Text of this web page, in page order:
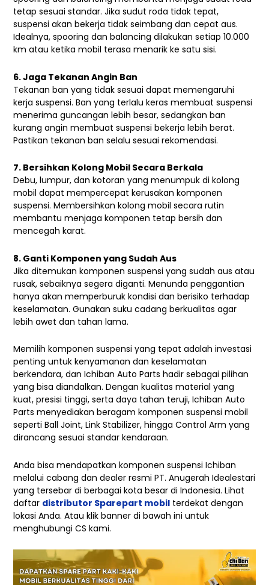
tetap sesuai standar. Jika sudut roda tidak tepat,
suspensi akan bekerja tidak seimbang dan cepat aus.
Idealnya, spooring dan balancing dilakukan setiap 10.000
km atau ketika mobil terasa menarik ke satu sisi.
6. Jaga Tekanan Angin Ban
Tekanan ban yang tidak sesuai dapat memengaruhi
kerja suspensi. Ban yang terlalu keras membuat suspensi
menerima guncangan lebih besar, sedangkan ban
kurang angin membuat suspensi bekerja lebih berat.
Pastikan tekanan ban selalu sesuai rekomendasi.
7. Bersihkan Kolong Mobil Secara Berkala
Debu, lumpur, dan kotoran yang menumpuk di kolong
mobil dapat mempercepat kerusakan komponen
suspensi. Membersihkan kolong mobil secara rutin
membantu menjaga komponen tetap bersih dan
mencegah karat.
8. Ganti Komponen yang Sudah Aus
Jika ditemukan komponen suspensi yang sudah aus atau
rusak, sebaiknya segera diganti. Menunda penggantian
hanya akan memperburuk kondisi dan berisiko terhadap
keselamatan. Gunakan suku cadang berkualitas agar
lebih awet dan tahan lama.
Memilih komponen suspensi yang tepat adalah investasi
penting untuk kenyamanan dan keselamatan
berkendara, dan Ichiban Auto Parts hadir sebagai pilihan
yang bisa diandalkan. Dengan kualitas material yang
kuat, presisi tinggi, serta daya tahan teruji, Ichiban Auto
Parts menyediakan beragam komponen suspensi mobil
seperti Ball Joint, Link Stabilizer, hingga Control Arm yang
dirancang sesuai standar kendaraan.
Anda bisa mendapatkan komponen suspensi Ichiban
melaluicabang dan dealer resmi PT. Anugerah Idealestari
yang tersebar di berbagai kota besar di Indonesia. Lihat
daftar distributor Sparepart mobil terdekat dengan
lokasi Anda. Atau klik banner di bawah ini untuk
menghubungi CS kami.